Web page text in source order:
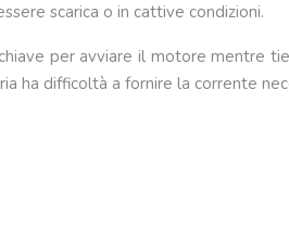
scarica o in cattive condizioni.
per avviare il motore
ha difficoltà a fornire la corrente